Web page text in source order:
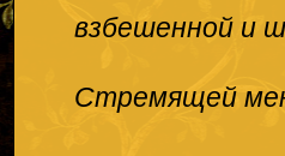
взбешенной и
Стремящей